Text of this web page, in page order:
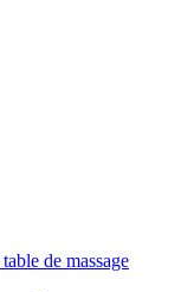
de massage